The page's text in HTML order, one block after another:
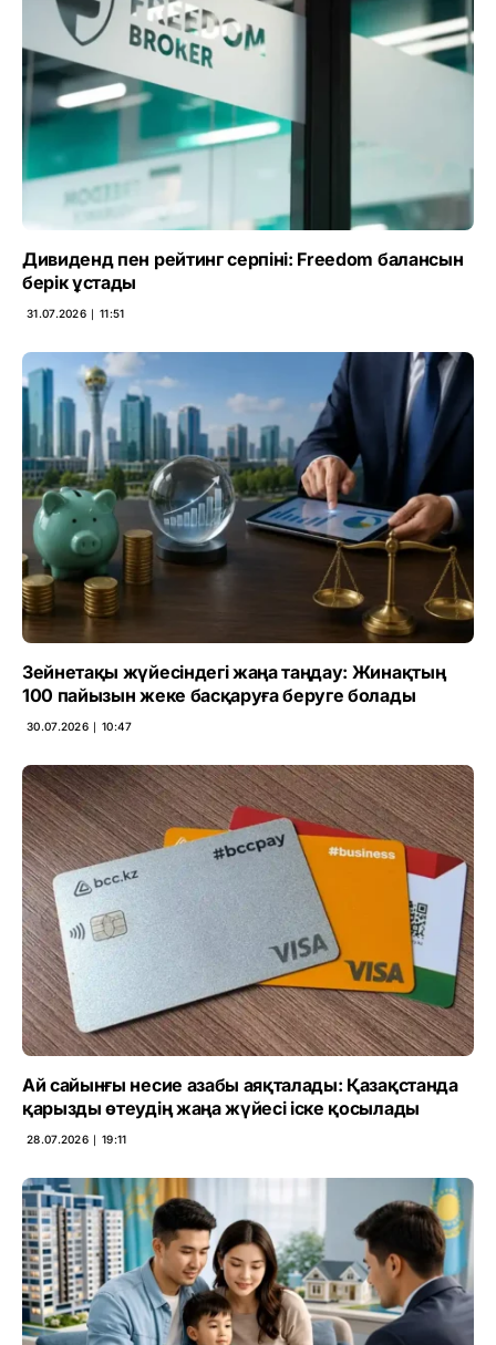
Дивиденд пен рейтинг серпіні: Freedom балансын
берік ұстады
31.07.2026 ∣ 11:51
Зейнетақы жүйесіндегі жаңа таңдау: Жинақтың
100 пайызын жеке басқаруға беруге болады
30.07.2026 ∣ 10:47
Ай сайынғы несие азабы аяқталады: Қазақстанда
қарызды өтеудің жаңа жүйесі іске қосылады
28.07.2026 ∣ 19:11